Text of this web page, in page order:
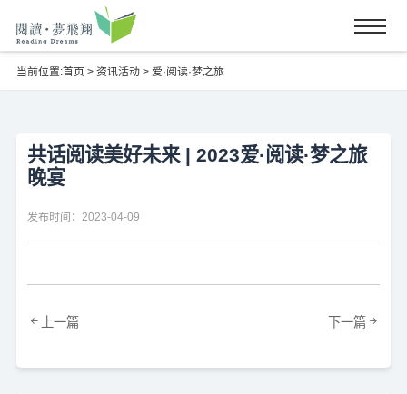
当前位置:首页 > 资讯活动> 爱·阅读·梦之旅
共话阅读美好未来 | 2023爱·阅读·梦之旅
晚宴
发布时间：2023-04-09
上一篇 下一篇